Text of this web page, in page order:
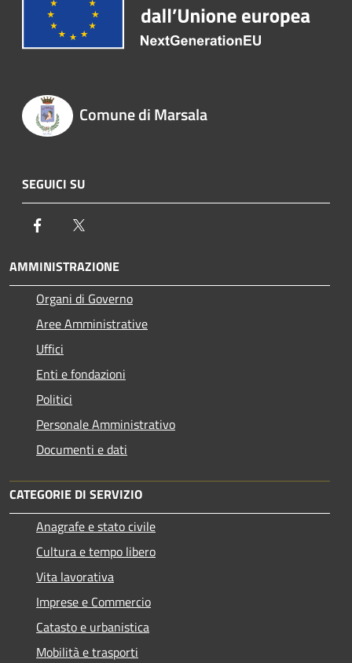
Comune di Marsala
SEGUICI SU
Facebook
AMMINISTRAZIONE
Organi di Governo
Aree Amministrative
Uffici
Enti e fondazioni
Politici
Personale Amministrativo
Documenti e dati
CATEGORIE DI SERVIZIO
Anagrafe e stato civile
Cultura e tempo libero
Vita lavorativa
Imprese e Commercio
Catasto e urbanistica
Mobilità e trasporti